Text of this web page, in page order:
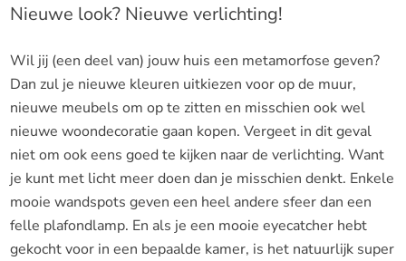
Nieuwe look? Nieuwe verlichting!
Wil jij (een deel van) jouw huis een metamorfose geven?
Dan zul je nieuwe kleuren uitkiezen voor op de muur,
nieuwe meubels om op te zitten en misschien ook wel
nieuwe woondecoratie gaan kopen. Vergeet in dit geval
niet om ook eens goed te kijken naar de verlichting. Want
je kunt met licht meer doen dan je misschien denkt. Enkele
mooie wandspots geven een heel andere sfeer dan een
felle plafondlamp. En als je een mooie eyecatcher hebt
gekocht voor in een bepaalde kamer, is het natuurlijk super